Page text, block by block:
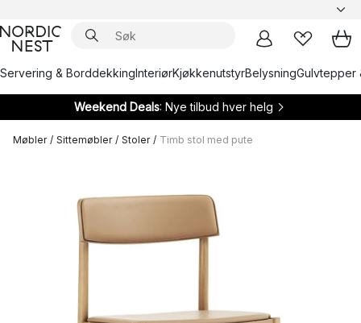
Servering & BorddekkingInteriørKjøkkenutstyrBelysningGulvtepper
Weekend Deals: Nye tilbud hver helg
Møbler / Sittemøbler / Stoler / Timb stol med pute